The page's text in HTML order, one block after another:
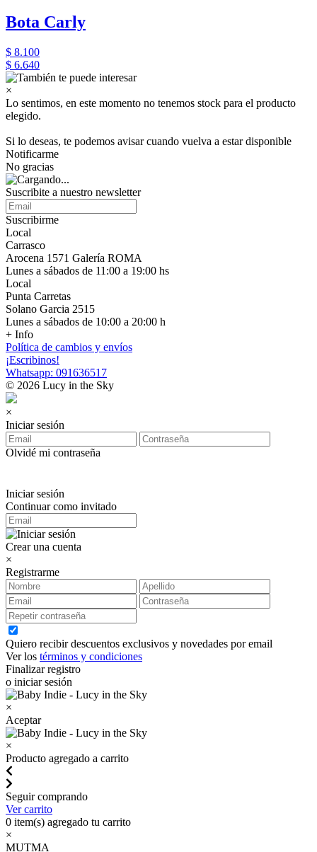
Bota Carly
$ 8.100
$ 6.640
×
Lo sentimos, en este momento no tenemos stock para el producto
elegido.
Si lo deseas, te podemos avisar cuando vuelva a estar disponible
Notificarme
No gracias
Suscribite a nuestro newsletter
Suscribirme
Local
Carrasco
Arocena 1571 Galería ROMA
Lunes a sábados de 11:00 a 19:00 hs
Local
Punta Carretas
Solano Garcia 2515
Lunes a sábados de 10:00 a 20:00 h
+ Info
Política de cambios y envíos
¡Escribinos!
Whatsapp: 091636517
© 2026 Lucy in the Sky
×
Iniciar sesión
Olvidé mi contraseña
Iniciar sesión
Continuar como invitado
Crear una cuenta
×
Registrarme
Quiero recibir descuentos exclusivos y novedades por email
Ver los términos y condiciones
Finalizar registro
o iniciar sesión
×
Aceptar
×
Producto agregado a carrito
Seguir comprando
Ver carrito
0 item(s) agregado tu carrito
×
MUTMA